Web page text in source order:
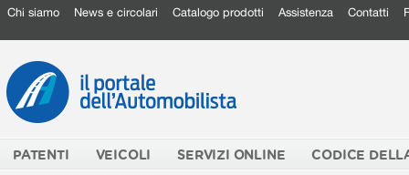
Chi siamo News e circolari Catalogo prodotti Assistenza Contatti
PATENTI VEICOLI SERVIZI ONLINE CODICE